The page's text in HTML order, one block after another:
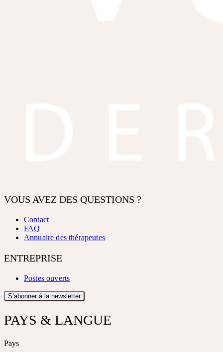
VOUS AVEZ DES QUESTIONS ?
Contact
FAQ
Annuaire des thérapeutes
ENTREPRISE
Postes ouverts
S’abonner à la newsletter
PAYS & LANGUE
Pays